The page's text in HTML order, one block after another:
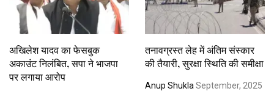
अखिलेश यादव का फेसबुक
अकाउंट निलंबित, सपा ने भाजपा
पर लगाया आरोप
तनावग्रस्त लेह में अंतिम संस्कार
की तैयारी, सुरक्षा स्थिति की समीक्षा
Anup Shukla September, 2025